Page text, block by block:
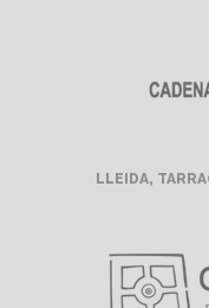
LLEIDA,